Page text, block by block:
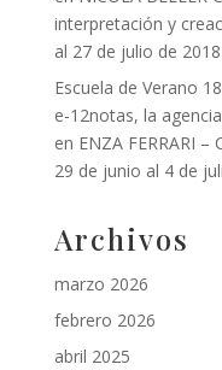
interpretación y
al 27 de julio de 2018
Escuela de Verano
e-12notas, la
en ENZA FERRARI
29 de junio al 4 de
Archivos
marzo 2026
febrero 2026
abril 2025